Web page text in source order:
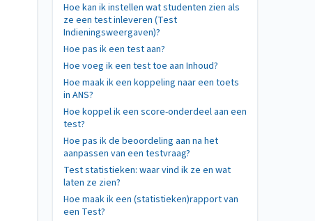
Hoe kan ik instellen wat studenten zien als
ze een test inleveren (Test
Indieningsweergaven)?
Hoe pas ik een test aan?
Hoe voeg ik een test toe aan Inhoud?
Hoe maak ik een koppeling naar een toets
in ANS?
Hoe koppel ik een score-onderdeel aan een
test?
Hoe pas ik de beoordeling aan na het
aanpassen van een testvraag?
Test statistieken: waar vind ik ze en wat
laten ze zien?
Hoe maak ik een (statistieken)rapport van
een Test?